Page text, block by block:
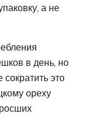
а не
в день, но
это
ореху